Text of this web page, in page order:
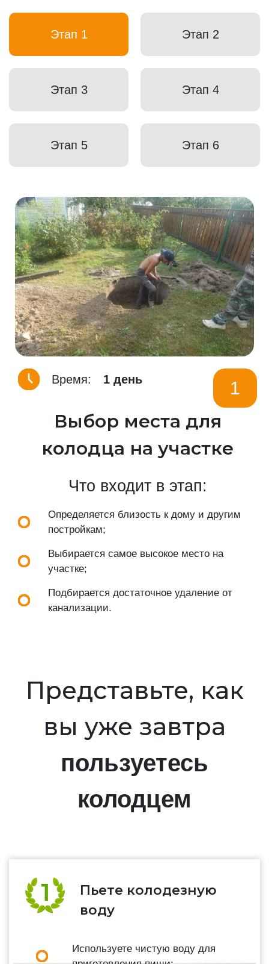
Этап 1 Этап 2
Этап 3 Этап 4
Этап 5 Этап 6
Время: 1 день 1
Выбор места для
колодца на участке
Что входит в этап:
Определяется близость к дому и другим
постройкам;
Выбирается самое высокое место на
участке;
Подбирается достаточное удаление от
канализации.
Представьте, как
вы уже завтра
пользуетесь
колодцем
Пьете колодезную
воду
Используете чистую воду для